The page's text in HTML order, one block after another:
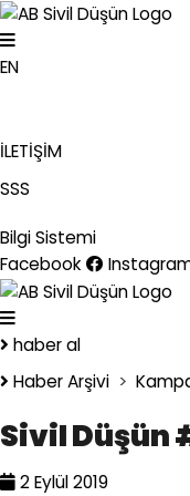
EN
İLETİŞİM
SSS
Bilgi Sistemi
Facebook
haber al
Haber Arşivi >
Sivil Düşün
2 Eylül 2019